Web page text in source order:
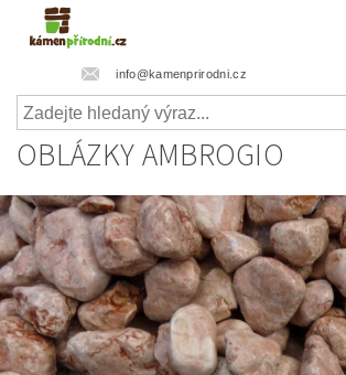
info@kamenprirodni.cz
OBLÁZKY AMBROGIO